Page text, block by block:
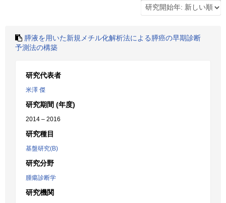
膵液を用いた新規メチル化解析法による膵癌の早期診断
予測法の構築
研究代表者
米澤 傑
研究期間 (年度)
2014 – 2016
研究種目
基盤研究(B)
研究分野
腫瘍診断学
研究機関